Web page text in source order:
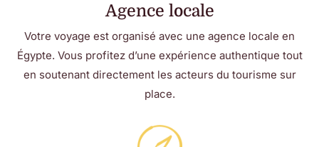
Agence locale
Votre voyage est organisé avec une agence locale en
Égypte. Vous profitez d’une expérience authentique tout
en soutenant directement les acteurs du tourisme sur
place.